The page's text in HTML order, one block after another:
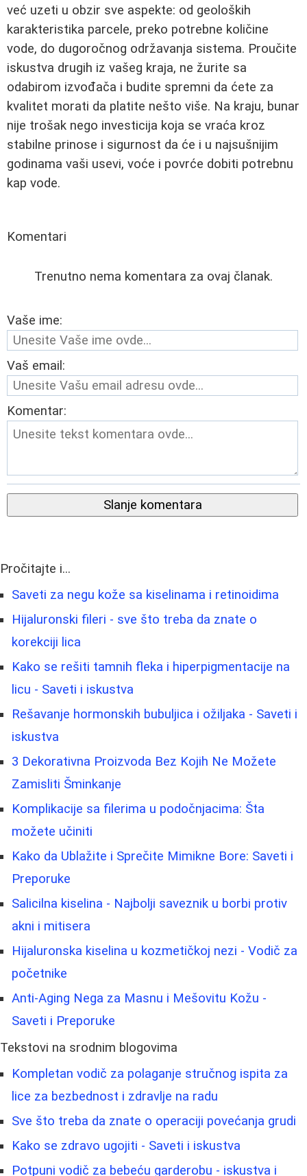
već uzeti u obzir sve aspekte: od geoloških
karakteristika parcele, preko potrebne količine
vode, do dugoročnog održavanja sistema. Proučite
iskustva drugih iz vašeg kraja, ne žurite sa
odabirom izvođača i budite spremni da ćete za
kvalitet morati da platite nešto više. Na kraju, bunar
nije trošak nego investicija koja se vraća kroz
stabilne prinose i sigurnost da će i u najsušnijim
godinama vaši usevi, voće i povrće dobiti potrebnu
kap vode.
Komentari
Trenutno nema komentara za ovaj članak.
Vaše ime:
Vaš email:
Komentar:
Slanje komentara
Pročitajte i...
Saveti za negu kože sa kiselinama i retinoidima
Hijaluronski fileri - sve što treba da znate o
korekciji lica
Kako se rešiti tamnih fleka i hiperpigmentacije na
licu - Saveti i iskustva
Rešavanje hormonskih bubuljica i ožiljaka - Saveti i
iskustva
3 Dekorativna Proizvoda Bez Kojih Ne Možete
Zamisliti Šminkanje
Komplikacije sa filerima u podočnjacima: Šta
možete učiniti
Kako da Ublažite i Sprečite Mimikne Bore: Saveti i
Preporuke
Salicilna kiselina - Najbolji saveznik u borbi protiv
akni i mitisera
Hijaluronska kiselina u kozmetičkoj nezi - Vodič za
početnike
Anti-Aging Nega za Masnu i Mešovitu Kožu -
Saveti i Preporuke
Tekstovi na srodnim blogovima
Kompletan vodič za polaganje stručnog ispita za
lice za bezbednost i zdravlje na radu
Sve što treba da znate o operaciji povećanja grudi
Kako se zdravo ugojiti - Saveti i iskustva
Potpuni vodič za bebeću garderobu - iskustva i